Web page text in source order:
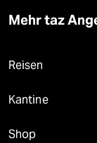
Mehr taz
Reisen
Kantine
Shop